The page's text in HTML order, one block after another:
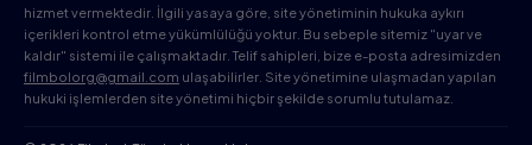
hizmet vermektedir. İlgili yasaya göre, site yönetiminin hukuka aykırı
içerikleri kontrol etme yükümlülüğü yoktur. Bu sebeple sitemiz "uyar ve
kaldır" sistemi ile çalışmaktadır. Telif sahipleri, bize e-posta adresimizden
filmbolorg@gmail.com ulaşabilirler. Site yönetimine ulaşmadan yapılan
hukuki işlemlerden site yönetimi hiçbir şekilde sorumlu tutulamaz.